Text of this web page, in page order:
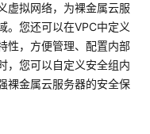
虚拟网络，为裸金属云服
。您还可以在VPC中定义
性，方便管理、配置内部
，您可以自定义安全组内
裸金属云服务器的安全保